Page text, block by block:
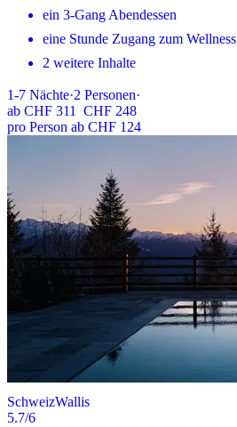
ein 3-Gang Abendessen
eine Stunde Zugang zum Wellness
2 weitere Inhalte
1-7 Nächte·2 Personen·
ab CHF 311
CHF 248
pro Person ab CHF 124
SchweizWallis
5.7/6